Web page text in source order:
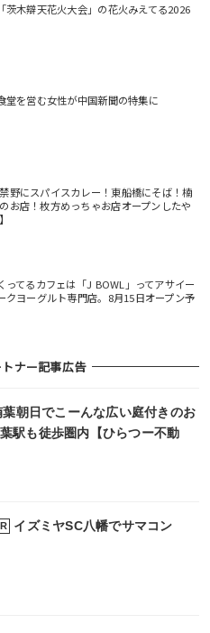
茨木辯天花火大会」の花火みえてる2026
堂を営む女性が中国新聞の特集に
野にスパイスカレー！東船橋にそば！楠
お店！枚方めっちゃお店オープンしたや
ってるカフェは「J BOWL」ってアサイー
クヨーグルト専門店。8月15日オープン予
ナー記事広告
葉朝日でこーんな広い庭付きのお
駅も徒歩圏内【ひらつー不動
イズミヤSC八幡でサマコン